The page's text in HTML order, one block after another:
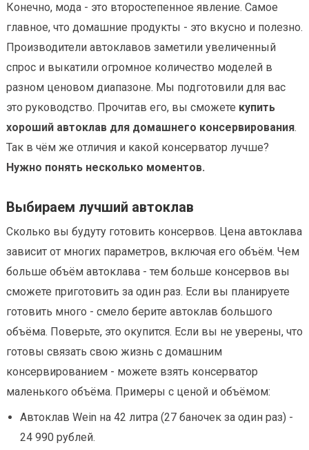
Конечно, мода - это второстепенное явление. Самое
главное, что домашние продукты - это вкусно и полезно.
Производители автоклавов заметили увеличенный
спрос и выкатили огромное количество моделей в
разном ценовом диапазоне. Мы подготовили для вас
это руководство. Прочитав его, вы сможете купить
хороший автоклав для домашнего консервирования.
Так в чём же отличия и какой консерватор лучше?
Нужно понять несколько моментов.
Выбираем лучший автоклав
Сколько вы будуту готовить консервов. Цена автоклава
зависит от многих параметров, включая его объём. Чем
больше объём автоклава - тем больше консервов вы
сможете приготовить за один раз. Если вы планируете
готовить много - смело берите автоклав большого
объёма. Поверьте, это окупится. Если вы не уверены, что
готовы связать свою жизнь с домашним
консервированием - можете взять консерватор
маленького объёма. Примеры с ценой и объёмом:
Автоклав Wein на 42 литра (27 баночек за один раз) -
24 990 рублей.